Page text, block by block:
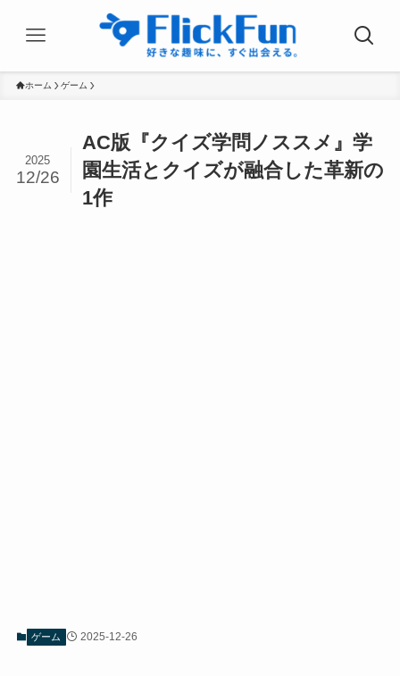
ホーム ゲーム
AC版『クイズ学問ノススメ』学
園生活とクイズが融合した革新の
1作
2025
12/26
ゲーム 2025-12-26